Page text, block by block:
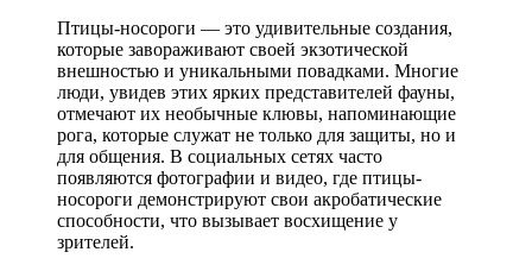
Птицы-носороги — это удивительные создания,
которые завораживают своей экзотической
внешностью и уникальными повадками. Многие
люди, увидев этих ярких представителей фауны,
отмечают их необычные клювы, напоминающие
рога, которые служат не только для защиты, но и
для общения. В социальных сетях часто
появляются фотографии и видео, где птицы-
носороги демонстрируют свои акробатические
способности, что вызывает восхищение у
зрителей.